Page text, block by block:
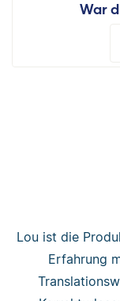
War
Lou ist die
Erfahrung